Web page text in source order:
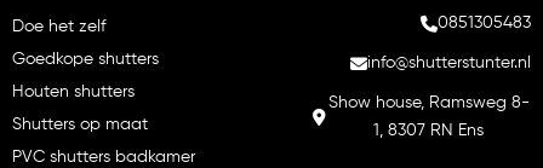
Doe het zelf
Goedkope shutters
Houten shutters
Shutters op maat
PVC shutters badkamer
0851305483
info@shutterstunter.nl
Show house, Ramsweg 8-
1, 8307 RN Ens